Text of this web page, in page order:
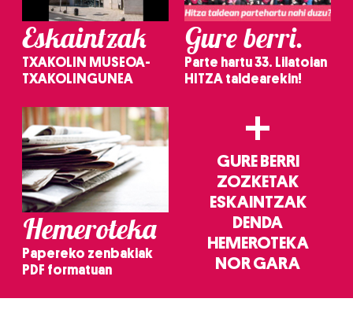
Eskaintzak
TXAKOLIN MUSEOA-
TXAKOLINGUNEA
Gure berri.
Parte hartu 33. Lilatoian
HITZA taldearekin!
Hemeroteka
Papereko zenbakiak
PDF formatuan
+
GURE BERRI
ZOZKETAK
ESKAINTZAK
DENDA
HEMEROTEKA
NOR GARA